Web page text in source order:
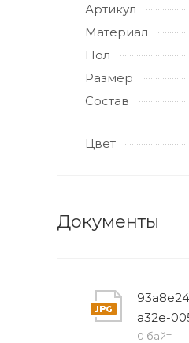
Артикул
Материал
Пол
Размер
Состав
Цвет
Документы
a32e-
0 байт